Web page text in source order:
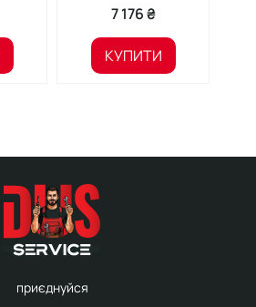
7 176 ₴
КУПИТИ
приєднуйся